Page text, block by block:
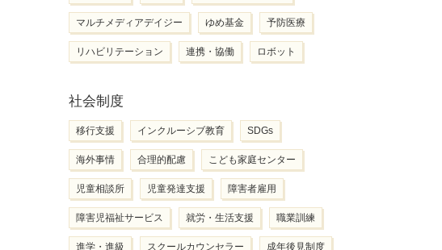
マルチメディアデイジー ゆめ基金 予防医療
リハビリテーション 連携・協働 ロボット
社会制度
移行支援 インクルーシブ教育 SDGs
海外事情 合理的配慮 こども家庭センター
児童相談所 児童発達支援 障害者雇用
障害児福祉サービス 就労・生活支援 職業訓練
進学・進級 スクールカウンセラー 成年後見制度